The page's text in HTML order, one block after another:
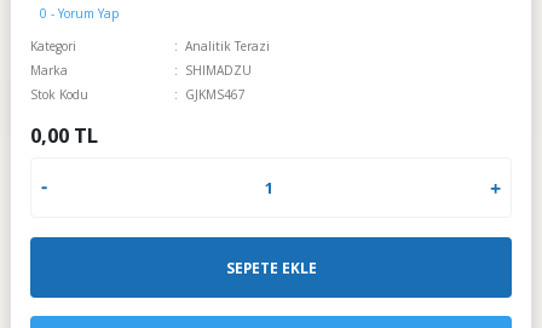
0 - Yorum Yap
Kategori
Analitik Terazi
Marka
SHIMADZU
Stok Kodu
GJKMS467
0,00 TL
SEPETE EKLE